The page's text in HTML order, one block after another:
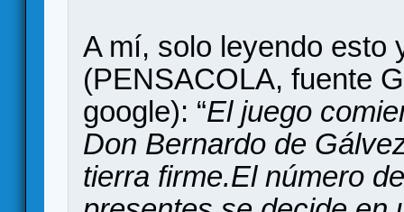
A mí, solo leyendo esto
(PENSACOLA, fuente
google): “El juego
Don Bernardo de
tierra firme.El número